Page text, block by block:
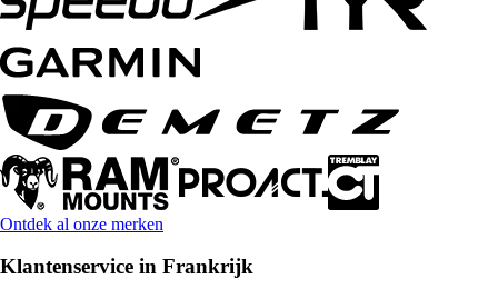
Ontdek al onze merken
Klantenservice in Frankrijk